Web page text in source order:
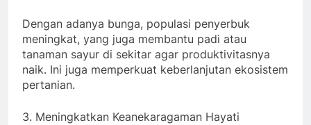
Dengan adanya bunga, populasi penyerbuk
meningkat, yang juga membantu padi atau
tanaman sayur di sekitar agar produktivitasnya
naik. Ini juga memperkuat keberlanjutan ekosistem
pertanian.
3. Meningkatkan Keanekaragaman Hayati